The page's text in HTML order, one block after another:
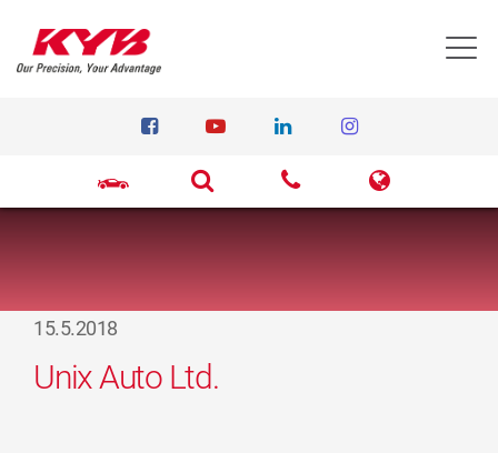
15.5.2018
Unix Auto Ltd.